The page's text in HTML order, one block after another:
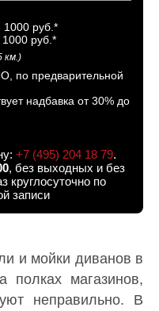
1000 руб.*
1000 руб.*
км.)
по предварительной
надбавка от 30% до
+7 (495) 204 18 79.
, без выходных и без
круглосуточно по
записи
и мойки диванов в
полках магазинов,
неправильно. В